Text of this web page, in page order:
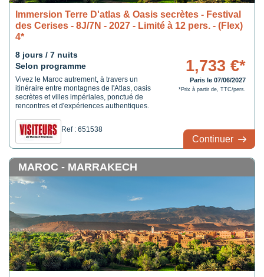
Immersion Terre D'atlas & Oasis secrètes - Festival
des Cerises - 8J/7N - 2027 - Limité à 12 pers. - (Flex)
4*
8 jours / 7 nuits
Selon programme
Vivez le Maroc autrement, à travers un
itinéraire entre montagnes de l'Atlas, oasis
secrètes et villes impériales, ponctué de
rencontres et d'expériences authentiques.
Ref : 651538
1,733 €*
Paris le 07/06/2027
*Prix à partir de, TTC/pers.
Continuer
MAROC - MARRAKECH